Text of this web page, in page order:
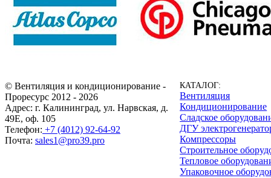
© Вентиляция и кондиционирование -
Проресурс 2012 - 2026
Адрес: г. Калининград, ул. Нарвская, д.
49Е, оф. 105
Телефон: +7 (4012) 92-64-92
Почта: sales1@pro39.pro
КАТАЛОГ:
Вентиляция
Кондиционирование
Сладское
ДГУ
Компрессоры
Строительное
Тепловое
Упаковочное